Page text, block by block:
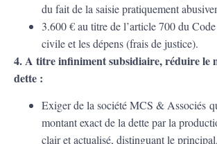
du fait de la saisie pratiquement
3.600 € au titre de l’article 700 du
civile et les dépens (frais de justice).
4. A titre infiniment subsidiaire, réduire le
dette :
Exiger de la société MCS & Associés
montant exact de la dette par la
clair et actualisé, distinguant le